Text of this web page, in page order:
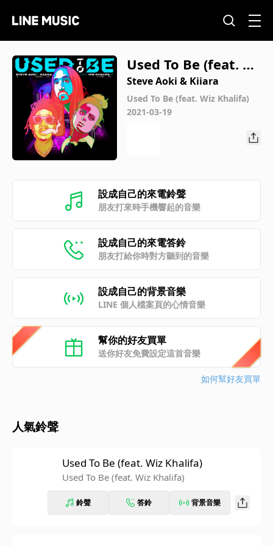
Used To Be (feat. Wi
z Khalifa)
Steve Aoki & Kiiara
Used To Be (feat. Wiz Khalifa)
2021-03-19
設成自己的來電鈴聲
朋友打來時手機響起的音樂
設成自己的來電答鈴
朋友打給你時對方聽到的音樂
設成自己的背景音樂
LINE 個人檔案頁的心情音樂
幫你的好友買單
送你好友免費設定這首音樂
如何幫好友買單
人氣鈴聲
Used To Be (feat. Wiz Khalifa)
Used To Be (feat. Wiz Khalifa)
鈴聲 答鈴 背景音樂